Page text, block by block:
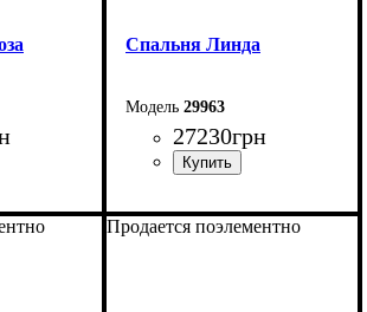
Спальня Линда
29963
27230грн
Продается поэлементно